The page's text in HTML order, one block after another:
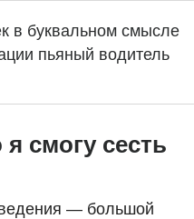
в буквальном смысле
пьяный водитель
смогу сесть
— большой